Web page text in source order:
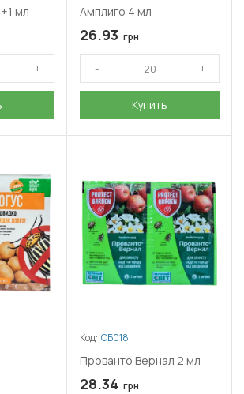
мл Амплиго 4 мл
26.93 грн
Купить
Код: СБ018
Прованто Вернал 2 мл
28.34 грн